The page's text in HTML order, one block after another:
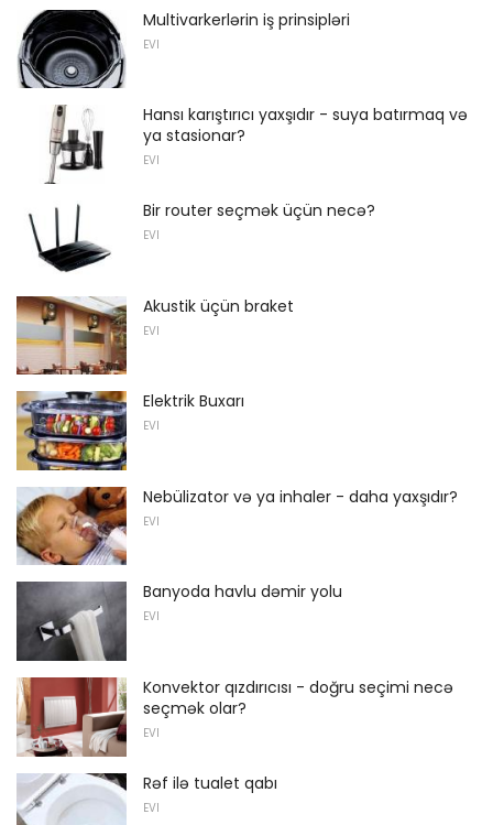
Multivarkerlərin iş prinsipləri
EVI
Hansı karıştırıcı yaxşıdır - suya batırmaq və
ya stasionar?
EVI
Bir router seçmək üçün necə?
EVI
Akustik üçün braket
EVI
Elektrik Buxarı
EVI
Nebülizator və ya inhaler - daha yaxşıdır?
EVI
Banyoda havlu dəmir yolu
EVI
Konvektor qızdırıcısı - doğru seçimi necə
seçmək olar?
EVI
Rəf ilə tualet qabı
EVI